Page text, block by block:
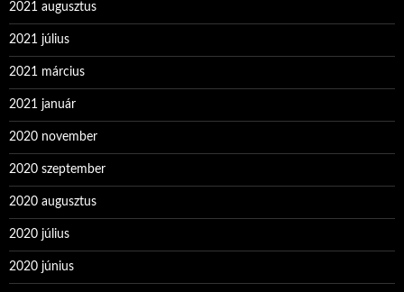
2021 augusztus
2021 július
2021 március
2021 január
2020 november
2020 szeptember
2020 augusztus
2020 július
2020 június